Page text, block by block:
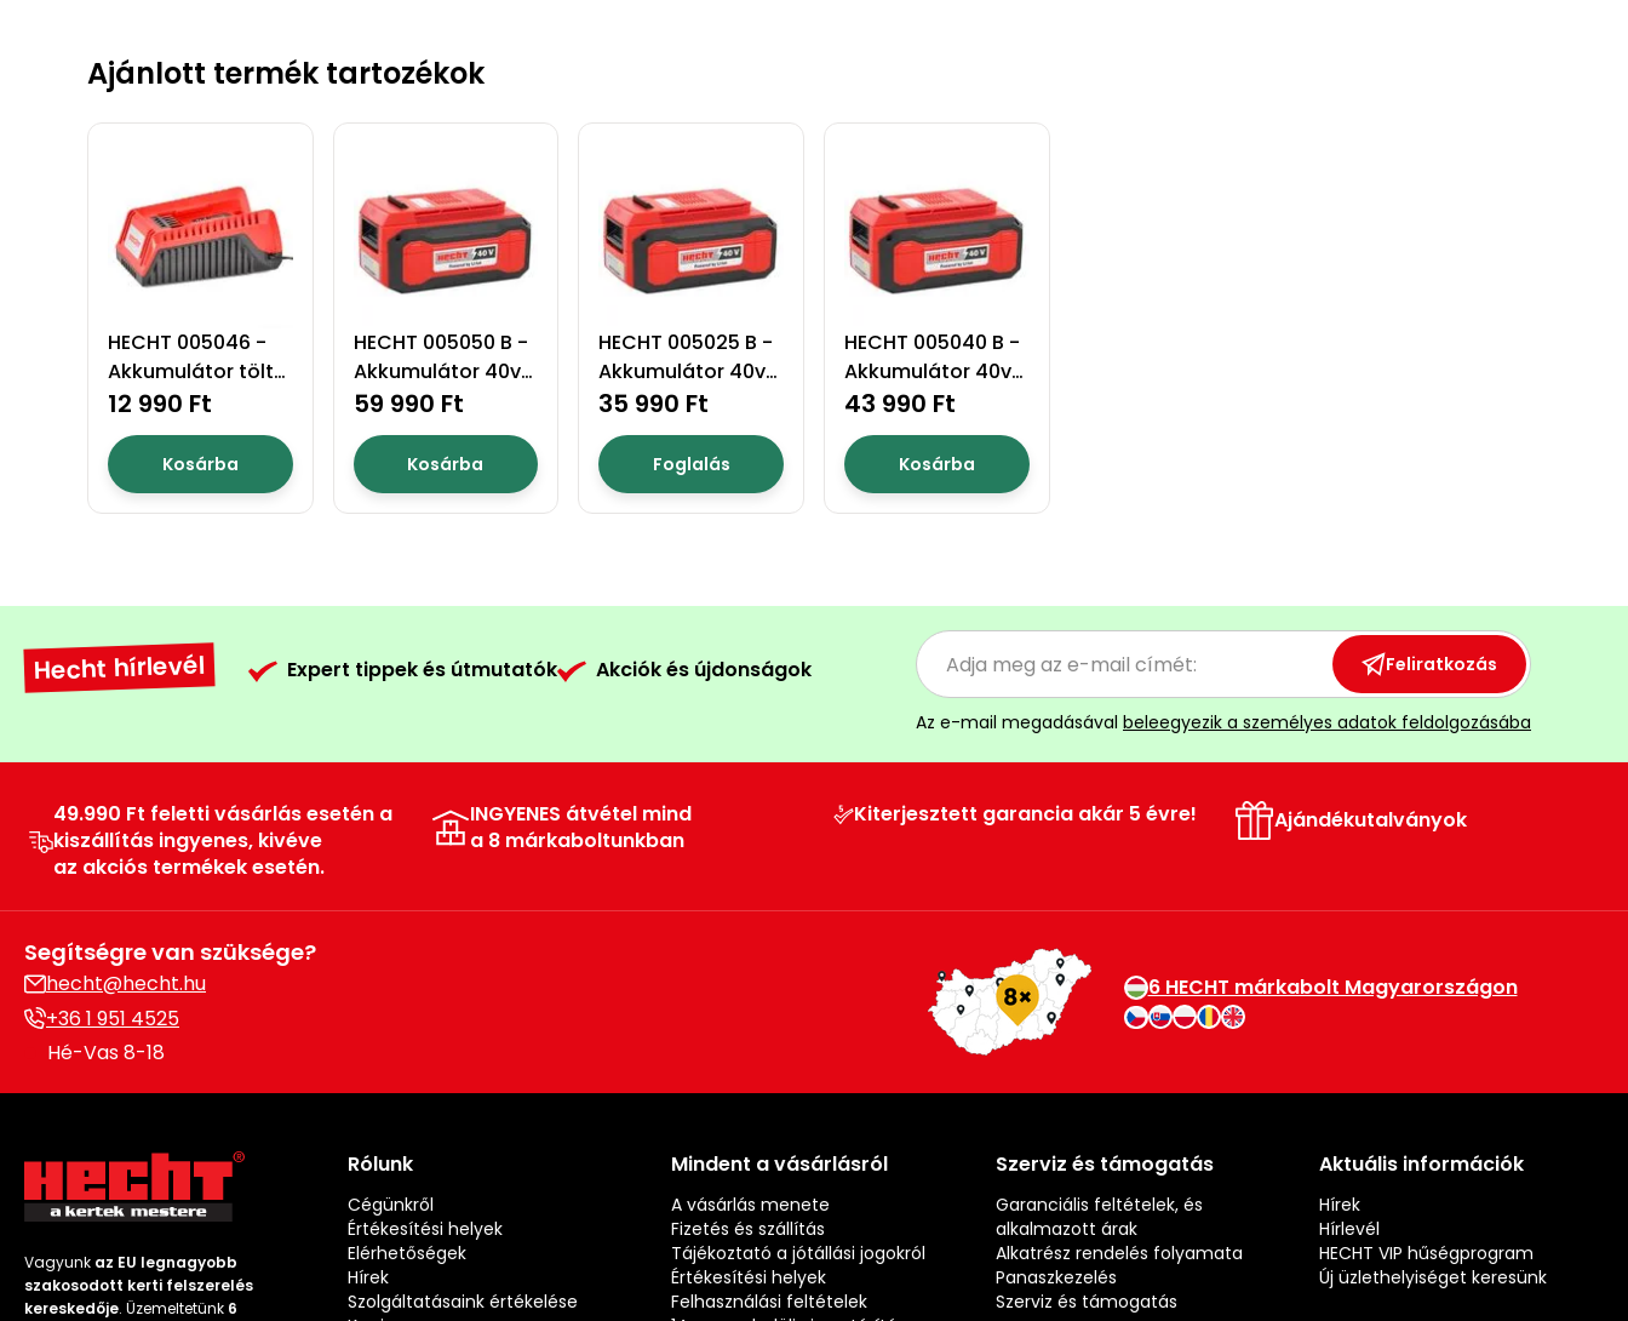
Ajánlott termék tartozékok
HECHT 005046 -
Akkumulátor töltő
akku program
5040
12 990 Ft
Kosárba
HECHT 005050 B -
Akkumulátor 40v
5ah akku program
5040
59 990 Ft
Kosárba
HECHT 005025 B -
Akkumulátor 40v
2,5ah akku
program 5040
35 990 Ft
Foglalás
HECHT 005040 B -
Akkumulátor 40v
4ah akku program
5040
43 990 Ft
Kosárba
Hecht hírlevél Expert tippek és útmutatók Akciók és újdonságok Feliratkozás
Az e-mail megadásával beleegyezik a személyes adatok feldolgozásába
49.990 Ft feletti vásárlás esetén a
kiszállítás ingyenes, kivéve
az akciós termékek esetén.
INGYENES átvétel mind
a 8 márkaboltunkban
Kiterjesztett garancia akár 5 évre! Ajándékutalványok
Segítségre van szüksége?
hecht@hecht.hu
+36 1 951 4525
Hé-Vas 8-18
6 HECHT márkabolt Magyarországon
Vagyunk az EU legnagyobb
szakosodott kerti felszerelés
kereskedője. Üzemeltetünk 6
Rólunk
Cégünkről
Értékesítési helyek
Elérhetőségek
Hírek
Szolgáltatásaink értékelése
Mindent a vásárlásról
A vásárlás menete
Fizetés és szállítás
Tájékoztató a jótállási jogokról
Értékesítési helyek
Felhasználási feltételek
Szerviz és támogatás
Garanciális feltételek, és
alkalmazott árak
Alkatrész rendelés folyamata
Panaszkezelés
Szerviz és támogatás
Aktuális információk
Hírek
Hírlevél
HECHT VIP hűségprogram
Új üzlethelyiséget keresünk